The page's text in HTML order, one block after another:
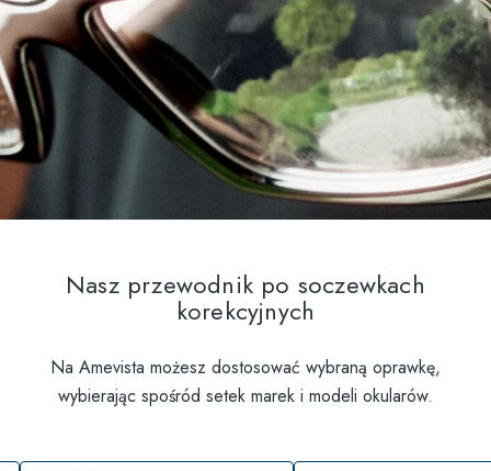
Nasz przewodnik po soczewkach
korekcyjnych
Na Amevista możesz dostosować wybraną oprawkę,
wybierając spośród setek marek i modeli okularów.